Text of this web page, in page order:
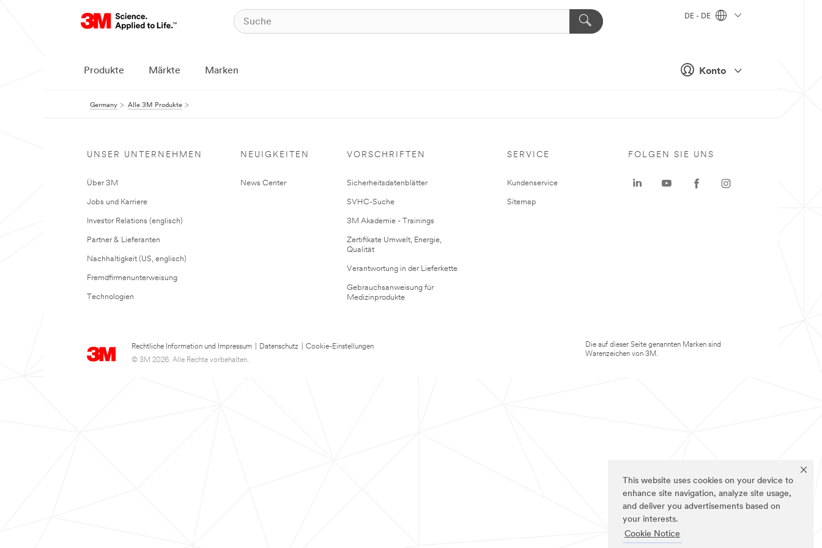
This website uses cookies on your device to
enhance site navigation, analyze site usage,
and deliver you advertisements based on
your interests.
Cookie Notice
Konto
DE - DE
Produkte Märkte Marken
Germany Alle 3M Produkte
UNSER UNTERNEHMEN
Über 3M
Jobs und Karriere
Investor Relations (englisch)
Partner & Lieferanten
Nachhaltigkeit (US, englisch)
Fremdfirmenunterweisung
Technologien
NEUIGKEITEN
News Center
VORSCHRIFTEN
Sicherheitsdatenblätter
SVHC-Suche
3M Akademie - Trainings
Zertifikate Umwelt, Energie,
Qualität
Verantwortung in der Lieferkette
Gebrauchsanweisung für
Medizinprodukte
SERVICE
Kundenservice
Sitemap
Rechtliche Information und Impressum Datenschutz
Cookie-Einstellungen
© 3M 2026. Alle Rechte vorbehalten..
FOLGEN SIE UNS
Die auf dieser Seite genannten Marken sind
Warenzeichen von 3M.